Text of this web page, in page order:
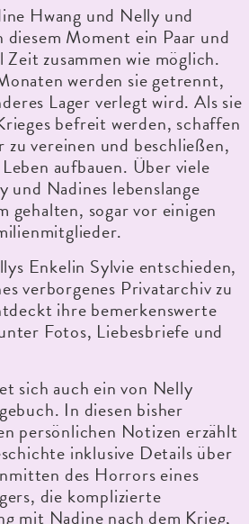
Hwang und Nelly und
diesem Moment ein Paar und
zusammen wie möglich.
werden sie getrennt,
Lager verlegt wird. Als sie
befreit werden, schaffen
zu vereinen und beschließen,
aufbauen. Über viele
und Nadines lebenslange
gehalten, sogar vor einigen
Enkelin Sylvie entschieden,
verborgenes Privatarchiv zu
ihre bemerkenswerte
Fotos, Liebesbriefe und
sich auch ein von Nelly
In diesen bisher
persönlichen Notizen erzählt
inklusive Details über
des Horrors eines
die komplizierte
mit Nadine nach dem Krieg,